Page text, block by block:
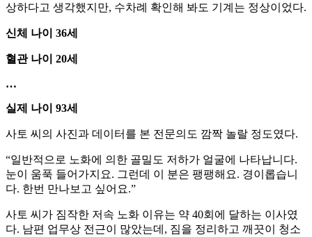
상하다고 생각했지만, 수차례 확인해 봐도 기계는 정상이었다.
신체 나이 36세
혈관 나이 20세
…
실제 나이 93세
사토 씨의 사진과 데이터를 본 전문의도 깜짝 놀랄 정도였다.
“일반적으로 노화에 의한 골밀도 저하가 얼굴에 나타납니다.
눈이 움푹 들어가지요. 그런데 이 분은 팽팽해요. 경이롭습니
다. 한번 만나보고 싶어요.”
사토 씨가 짐작한 저속 노화 이유는 약 40회에 달하는 이사였
다. 남편 업무상 전근이 많았는데, 짐을 정리하고 깨끗이 청소